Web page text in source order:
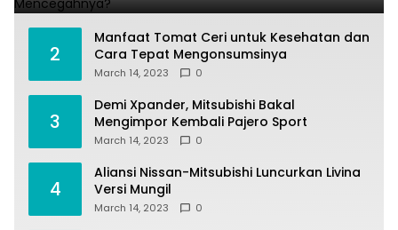
2
Manfaat Tomat Ceri untuk Kesehatan dan
Cara Tepat Mengonsumsinya
March 14, 2023 0
3
Demi Xpander, Mitsubishi Bakal
Mengimpor Kembali Pajero Sport
March 14, 2023 0
4
Aliansi Nissan-Mitsubishi Luncurkan Livina
Versi Mungil
March 14, 2023 0